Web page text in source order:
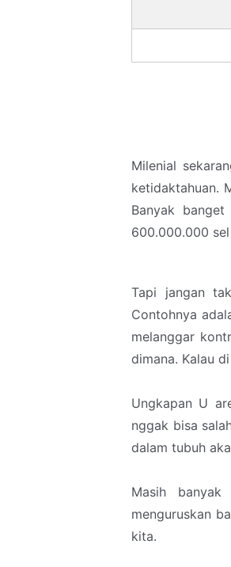
Milenial
ketidaktahuan.
Banyak
600.000.000
Tapi jangan
Contohnya
melanggar
dimana. Kalau
Ungkapan U
nggak bisa
dalam tubuh
Masih
menguruskan
kita.